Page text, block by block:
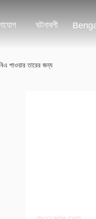
ঘটনাবলী
পাওয়ার তারের জন্য